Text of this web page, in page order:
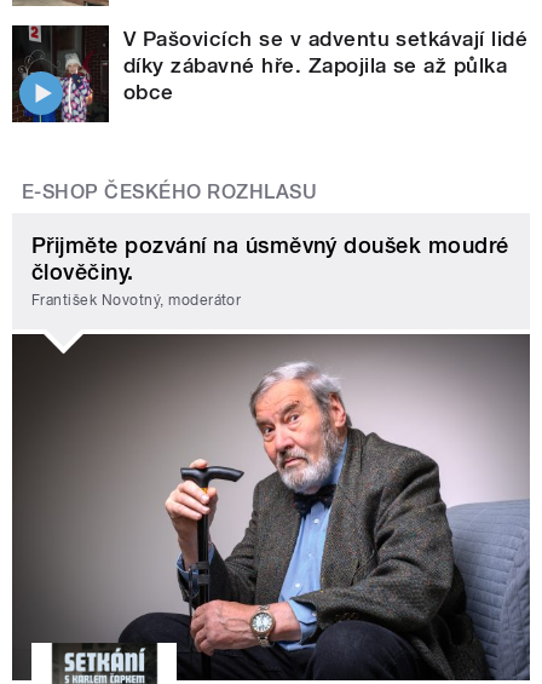
V Pašovicích se v adventu setkávají lidé
díky zábavné hře. Zapojila se až půlka
obce
E-SHOP ČESKÉHO ROZHLASU
Přijměte pozvání na úsměvný doušek moudré
člověčiny.
František Novotný, moderátor